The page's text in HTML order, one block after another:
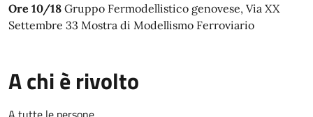
Ore 10/18 Gruppo Fermodellistico genovese, Via XX
Settembre 33 Mostra di Modellismo Ferroviario
A chi è rivolto